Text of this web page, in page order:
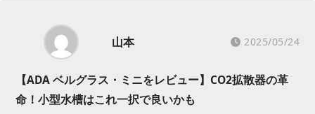
山本 2025/05/24
【ADA ベルグラス・ミニをレビュー】CO2拡散器の革
命！小型水槽はこれ一択で良いかも